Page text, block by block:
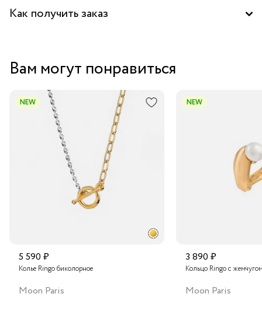
пластичностью и блеском металла.
Центральный склад
Как получить заказ
Курьером за 1-2 дня
В пункт выдачи заказов Boxberry
Транспортной компанией по России
Подробнее о сроках доставки
Вам могут понравиться
NEW
5 590 ₽
Колье Ringo биколорное
Moon Paris
NEW
3 890 ₽
Кольцо Ringo с
Moon Paris